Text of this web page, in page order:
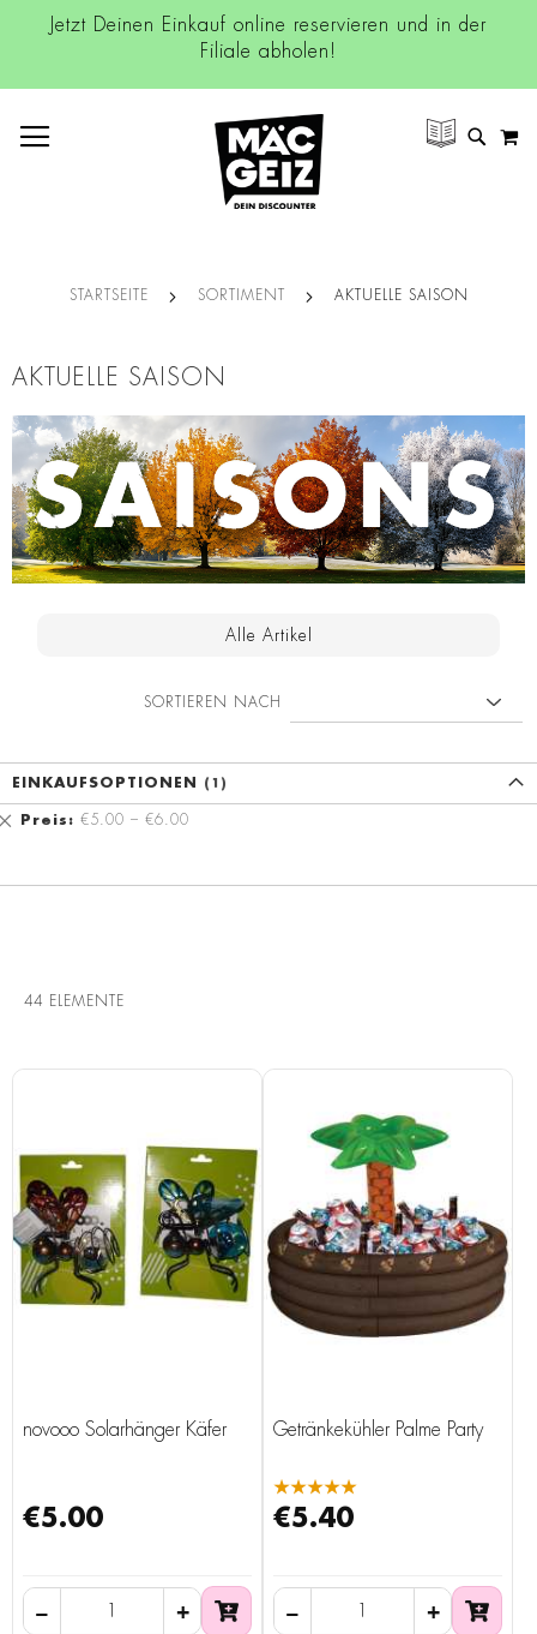
Jetzt Deinen Einkauf online reservieren und in der
Filiale abholen!
SUCHE
STARTSEITE SORTIMENT AKTUELLE SAISON
AKTUELLE SAISON
Alle Artikel
44 ELEMENTE
SORTIEREN NACH
novooo Solarhänger Käfer
€5.00
Getränkekühler Palme Party
★★★★★
€5.40
EINKAUFSOPTIONEN
Preis €5.00 – €6.00
Diesen